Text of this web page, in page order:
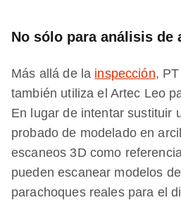
No sólo para análisis de
Más allá de la inspección,
también utiliza el Artec Leo
En lugar de intentar sustituir
probado de modelado en
escaneos 3D como
pueden escanear modelos
parachoques reales para el